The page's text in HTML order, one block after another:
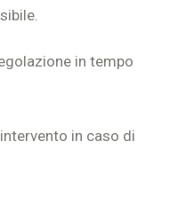
in tempo
in caso di